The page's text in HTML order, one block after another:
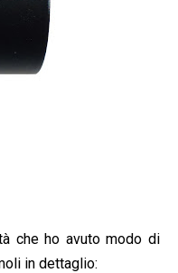
che ho avuto modo di
in dettaglio: